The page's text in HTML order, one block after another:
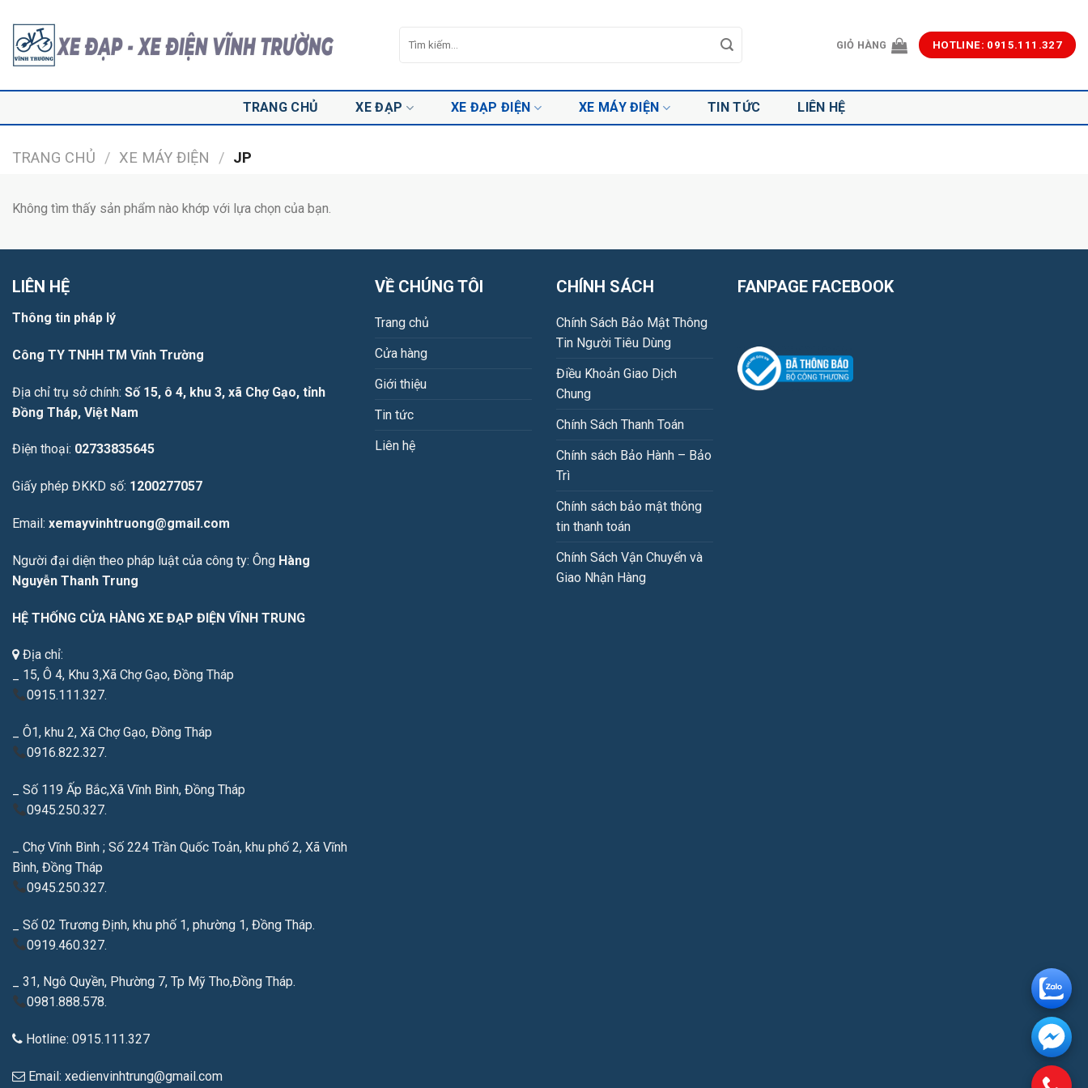
content
kiếm:
GIỎ HÀNG HOTLINE: 0915.111.327
TRANG CHỦ XE ĐẠP XE ĐẠP ĐIỆN XE MÁY ĐIỆN TIN TỨC LIÊN HỆ
TRANG CHỦ / XE MÁY ĐIỆN / JP
Không tìm thấy sản phẩm nào khớp với lựa chọn của bạn.
LIÊN HỆ
Thông tin pháp lý
Công TY TNHH TM Vĩnh Trường
Địa chỉ trụ sở chính: Số 15, ô 4, khu 3, xã Chợ Gạo, tỉnh
Đồng Tháp, Việt Nam
Điện thoại: 02733835645
Giấy phép ĐKKD số: 1200277057
Email: xemayvinhtruong@gmail.com
Người đại diện theo pháp luật của công ty: Ông Hàng
Nguyễn Thanh Trung
HỆ THỐNG CỬA HÀNG XE ĐẠP ĐIỆN VĨNH TRUNG
Địa chỉ:
_ 15, Ô 4, Khu 3,Xã Chợ Gạo, Đồng Tháp
0915.111.327.
_ Ô1, khu 2, Xã Chợ Gạo, Đồng Tháp
0916.822.327.
_ Số 119 Ấp Bắc,Xã Vĩnh Bình, Đồng Tháp
0945.250.327.
_ Chợ Vĩnh Bình ; Số 224 Trần Quốc Toản, khu phố 2, Xã Vĩnh
Bình, Đồng Tháp
0945.250.327.
_ Số 02 Trương Định, khu phố 1, phường 1, Đồng Tháp.
0919.460.327.
_ 31, Ngô Quyền, Phường 7, Tp Mỹ Tho,Đồng Tháp.
0981.888.578.
Hotline: 0915.111.327
Email: xedienvinhtrung@gmail.com
VỀ CHÚNG TÔI
Trang chủ
Cửa hàng
Giới thiệu
Tin tức
Liên hệ
CHÍNH SÁCH
Chính Sách Bảo Mật Thông
Tin Người Tiêu Dùng
Điều Khoản Giao Dịch
Chung
Chính Sách Thanh Toán
Chính sách Bảo Hành – Bảo
Trì
Chính sách bảo mật thông
tin thanh toán
Chính Sách Vận Chuyển và
Giao Nhận Hàng
FANPAGE FACEBOOK